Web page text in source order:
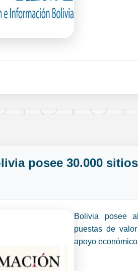
posee 30.000
Bolivia posee
puestas de
apoyo